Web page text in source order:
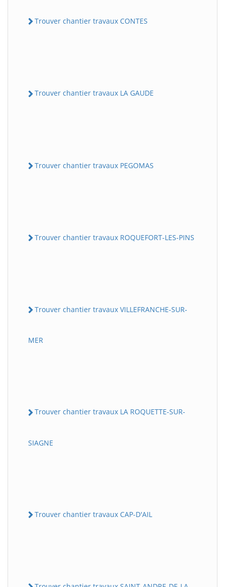
Trouver chantier travaux CONTES
Trouver chantier travaux LA GAUDE
Trouver chantier travaux PEGOMAS
Trouver chantier travaux ROQUEFORT-LES-PINS
Trouver chantier travaux VILLEFRANCHE-SUR-
MER
Trouver chantier travaux LA ROQUETTE-SUR-
SIAGNE
Trouver chantier travaux CAP-D'AIL